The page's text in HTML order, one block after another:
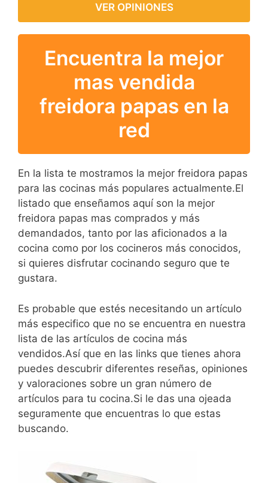
VER OPINIONES
Encuentra la mejor
mas vendida
freidora papas en la
red
En la lista te mostramos la mejor freidora papas
para las cocinas más populares actualmente.El
listado que enseñamos aquí son la mejor
freidora papas mas comprados y más
demandados, tanto por las aficionados a la
cocina como por los cocineros más conocidos,
si quieres disfrutar cocinando seguro que te
gustara.
Es probable que estés necesitando un artículo
más especifico que no se encuentra en nuestra
lista de las artículos de cocina más
vendidos.Así que en las links que tienes ahora
puedes descubrir diferentes reseñas, opiniones
y valoraciones sobre un gran número de
artículos para tu cocina.Si le das una ojeada
seguramente que encuentras lo que estas
buscando.